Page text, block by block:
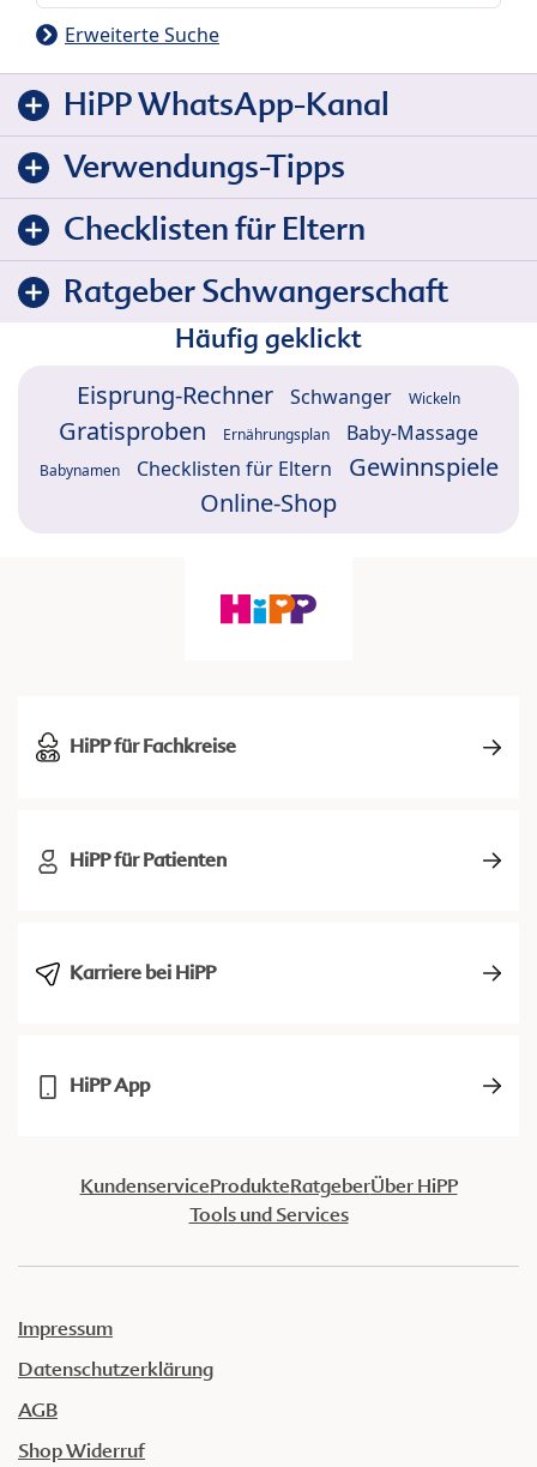
Erweiterte Suche
HiPP WhatsApp-Kanal
Verwendungs-Tipps
Checklisten für Eltern
Ratgeber Schwangerschaft
Häufig geklickt
Eisprung-Rechner Schwanger Wickeln
Gratisproben Ernährungsplan Baby-Massage
Babynamen Checklisten für Eltern
Gewinnspiele
Online-Shop
HiPP für Fachkreise
HiPP für Patienten
Karriere bei HiPP
HiPP App
KundenserviceProdukteRatgeberÜber HiPP
Tools und Services
Impressum
Datenschutzerklärung
AGB
Shop Widerruf